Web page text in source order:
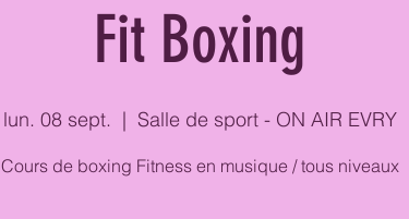
Fit Boxing
lun. 08 sept.
  |
Salle de sport - ON AIR EVRY
Cours de boxing Fitness en musique / tous niveaux